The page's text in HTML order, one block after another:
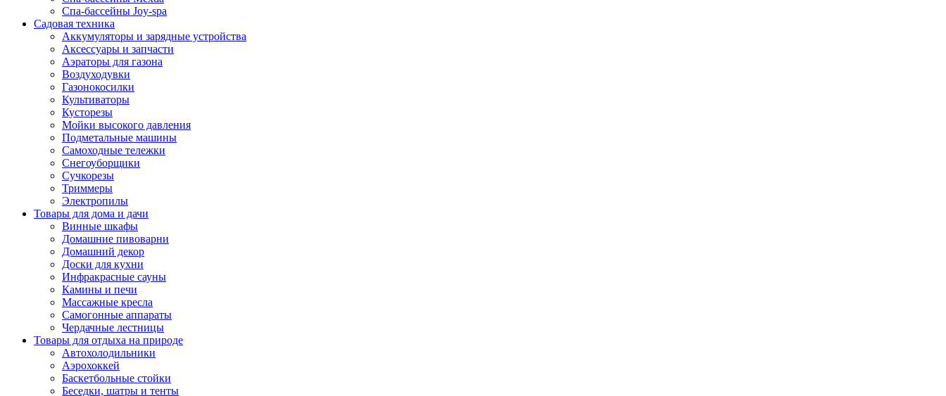
Спа-бассейны Joy-spa
Садовая техника
Аккумуляторы и зарядные устройства
Аксессуары и запчасти
Аэраторы для газона
Воздуходувки
Газонокосилки
Культиваторы
Кусторезы
Мойки высокого давления
Подметальные машины
Самоходные тележки
Снегоуборщики
Сучкорезы
Триммеры
Электропилы
Товары для дома и дачи
Винные шкафы
Домашние пивоварни
Домашний декор
Доски для кухни
Инфракрасные сауны
Камины и печи
Массажные кресла
Самогонные аппараты
Чердачные лестницы
Товары для отдыха на природе
Автохолодильники
Аэрохоккей
Баскетбольные стойки
Беседки, шатры и тенты